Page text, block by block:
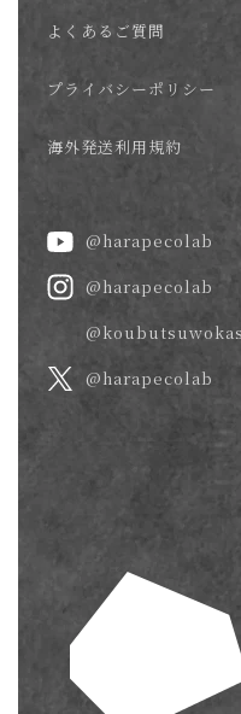
よくあるご質問
プライバシーポリシー
海外発送利用規約
@harapecolab
@harapecolab
@harapecolab